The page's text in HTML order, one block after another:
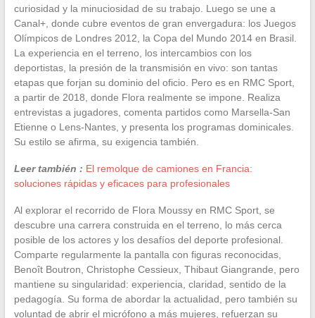
curiosidad y la minuciosidad de su trabajo. Luego se une a
Canal+, donde cubre eventos de gran envergadura: los Juegos
Olímpicos de Londres 2012, la Copa del Mundo 2014 en Brasil.
La experiencia en el terreno, los intercambios con los
deportistas, la presión de la transmisión en vivo: son tantas
etapas que forjan su dominio del oficio. Pero es en RMC Sport,
a partir de 2018, donde Flora realmente se impone. Realiza
entrevistas a jugadores, comenta partidos como Marsella-San
Etienne o Lens-Nantes, y presenta los programas dominicales.
Su estilo se afirma, su exigencia también.
Leer también : El remolque de camiones en Francia:
soluciones rápidas y eficaces para profesionales
Al explorar el recorrido de Flora Moussy en RMC Sport, se
descubre una carrera construida en el terreno, lo más cerca
posible de los actores y los desafíos del deporte profesional.
Comparte regularmente la pantalla con figuras reconocidas,
Benoît Boutron, Christophe Cessieux, Thibaut Giangrande, pero
mantiene su singularidad: experiencia, claridad, sentido de la
pedagogía. Su forma de abordar la actualidad, pero también su
voluntad de abrir el micrófono a más mujeres, refuerzan su